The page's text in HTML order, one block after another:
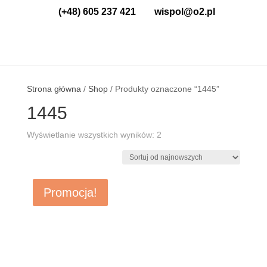
(+48) 605 237 421 wispol@o2.pl
Strona główna / Shop/ Produkty oznaczone “1445”
1445
Wyświetlanie wszystkich wyników: 2
najnowszych
Promocja!